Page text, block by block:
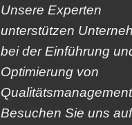
Unsere Experten
unterstützen
bei der Einführung
Optimierung von
Besuchen Sie uns